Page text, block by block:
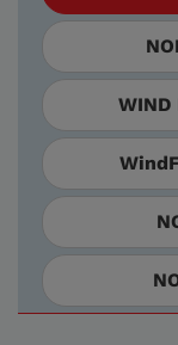
WIND